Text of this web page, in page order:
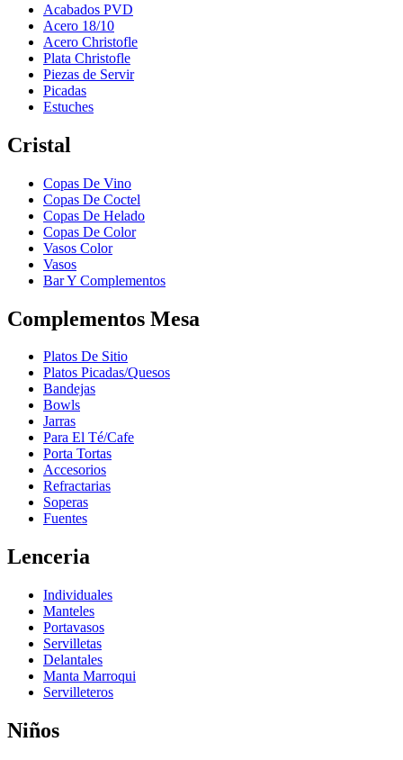
Acabados PVD
Acero 18/10
Acero Christofle
Plata Christofle
Piezas de Servir
Picadas
Estuches
Cristal
Copas De Vino
Copas De Coctel
Copas De Helado
Copas De Color
Vasos Color
Vasos
Bar Y Complementos
Complementos Mesa
Platos De Sitio
Platos Picadas/Quesos
Bandejas
Bowls
Jarras
Para El Té/Cafe
Porta Tortas
Accesorios
Refractarias
Soperas
Fuentes
Lenceria
Individuales
Manteles
Portavasos
Servilletas
Delantales
Manta Marroqui
Servilleteros
Niños